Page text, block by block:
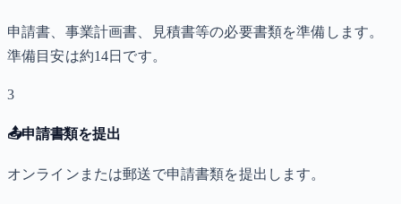
申請書、事業計画書、見積書等の必要書類を準備します。
準備目安は約14日です。
3
📤申請書類を提出
オンラインまたは郵送で申請書類を提出します。